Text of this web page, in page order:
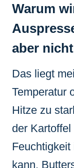
Warum
aber
Das liegt
Temperatur
Hitze zu
der
Feuchtigkeit
kann.